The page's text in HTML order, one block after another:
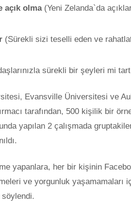
açık olma(Yeni Zelanda`da
(Sürekli sizi teselli eden ve
sürekli bir şeyleri mi
Evansville Üniversitesi ve
tarafından, 500 kişilik bir
yapılan 2 çalışmada
yapanlara, her bir kişinin
ve yorgunluk yaşamamaları
söylendi.